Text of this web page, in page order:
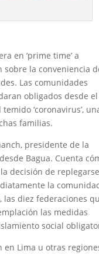
en ‘prime time’ a
sobre la conveniencia
Las comunidades
obligados desde el
‘coronavirus’,
familias.
presidente de la
Bagua. Cuenta
decisión de
la
diez federaciones
las medidas
social
Lima u otras